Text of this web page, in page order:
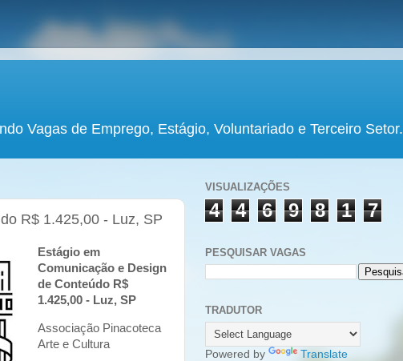
Vagas de Emprego, Estágio, Voluntariado e Terceiro Setor.
R$ 1.425,00 - Luz, SP
Estágio em
Comunicação e Design
de Conteúdo R$
1.425,00 - Luz, SP
Associação Pinacoteca
Arte e Cultura
VISUALIZAÇÕES
4 4 6 9 8 1 7
PESQUISAR VAGAS
TRADUTOR
Powered by Translate